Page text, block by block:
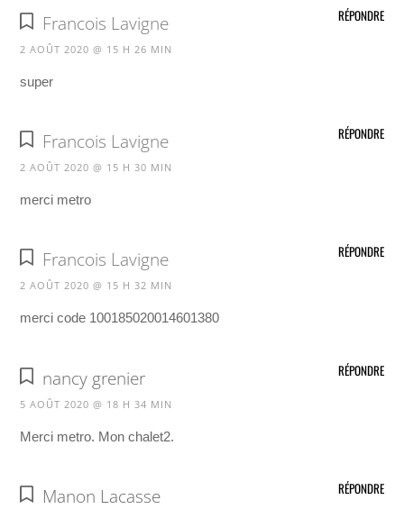
Francois Lavigne
2 AOÛT 2020 @ 15 H 26 MIN
super
RÉPONDRE
Francois Lavigne
2 AOÛT 2020 @ 15 H 30 MIN
merci metro
RÉPONDRE
Francois Lavigne
2 AOÛT 2020 @ 15 H 32 MIN
merci code 100185020014601380
RÉPONDRE
nancy grenier
5 AOÛT 2020 @ 18 H 34 MIN
Merci metro. Mon chalet2.
RÉPONDRE
Manon Lacasse RÉPONDRE